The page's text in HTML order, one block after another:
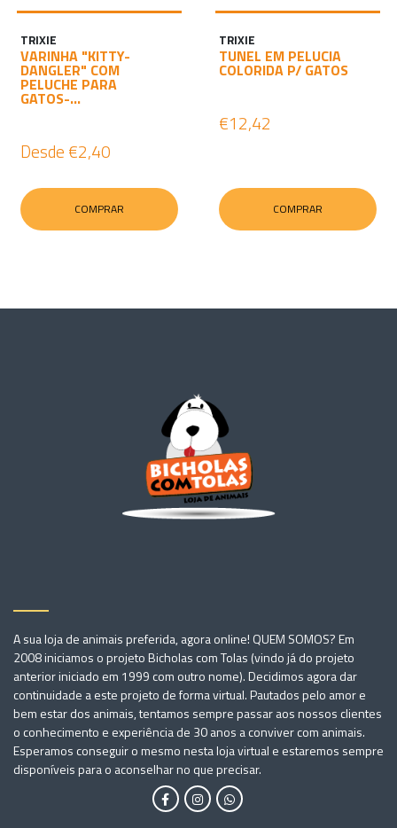
TRIXIE
VARINHA "KITTY-
DANGLER" COM
PELUCHE PARA
GATOS-...
Desde €2,40
COMPRAR
TRIXIE
TUNEL EM PELUCIA
COLORIDA P/ GATOS
€12,42
COMPRAR
A sua loja de animais preferida, agora online! QUEM SOMOS? Em
2008 iniciamos o projeto Bicholas com Tolas (vindo já do projeto
anterior iniciado em 1999 com outro nome). Decidimos agora dar
continuidade a este projeto de forma virtual. Pautados pelo amor e
bem estar dos animais, tentamos sempre passar aos nossos clientes
o conhecimento e experiência de 30 anos a conviver com animais.
Esperamos conseguir o mesmo nesta loja virtual e estaremos sempre
disponíveis para o aconselhar no que precisar.